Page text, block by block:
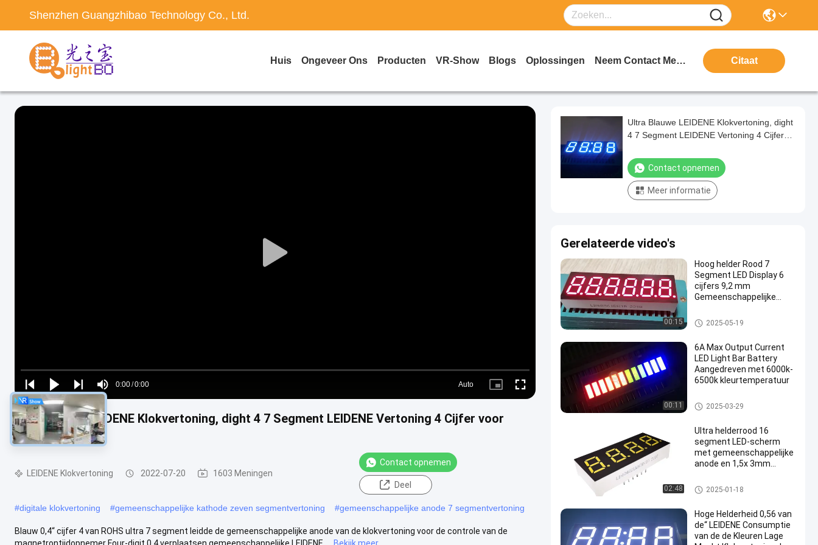
Shenzhen Guangzhibao Technology Co., Ltd.
Huis Ongeveer Ons Producten VR-Show Blogs Oplossingen Neem Contact Met Ons Op Citaat
Play
Play
next
Play
Play
next
Mute
Time
0:00/0:00
Loaded:
0%
Auto
Picture- Fullscreen
Ultra Blauwe LEIDENE Klokvertoning, dight 4 7 Segment LEIDENE Vertoning 4 Cijfer voor
Magnetron
LEIDENE Klokvertoning 2022-07-20 1603 Meningen
Contact opnemen
Deel
#digitale klokvertoning #gemeenschappelijke kathode zeven segmentvertoning #gemeenschappelijke anode 7 segmentvertoning
Blauw 0,4“ cijfer 4 van ROHS ultra 7 segment leidde de gemeenschappelijke anode van de klokvertoning voor de controle van de
magnetrontijdopnemer Four-digit 0,4 verplaatsen gemeenschappelijke LEIDENE ...
Bekijk meer
Ultra Blauwe LEIDENE Klokvertoning, dight
4 7 Segment LEIDENE Vertoning 4 Cijfer
Contact opnemen
Meer informatie
Gerelateerde video's
00:15
Hoog helder Rood 7
Segment LED Display 6
cijfers 9,2 mm
Gemeenschappelijke
Countdown Timer
7 segment LEIDENE Vertoning
2025-05-19
00:11
6A Max Output Current
LED Light Bar Battery
Aangedreven met 6000k-
6500k kleurtemperatuur
LEIDENE lichte bar
2025-03-29
02:48
Ultra helderrood 16
segment LED-scherm
met gemeenschappelijke
anode en 1,5x 3mm
16 Segment LEIDENE Vertonin
g
2025-01-18
Hoge Helderheid 0,56 van
de“ LEIDENE Consumptie
van de de Kleuren Lage